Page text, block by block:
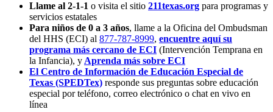
Llame al 2-1-1 o visita el sitio 211texas.org para programas y
servicios estatales
Para niños de 0 a 3 años, llame a la Oficina del Ombudsman
del HHS (ECI) al 877-787-8999, encuentre aquí su
programa más cercano de ECI (Intervención Temprana en
la Infancia), y Aprenda más sobre ECI
El Centro de Información de Educación Especial de
Texas (SPEDTex) responde sus preguntas sobre educación
especial por teléfono, correo electrónico o chat en vivo en
línea